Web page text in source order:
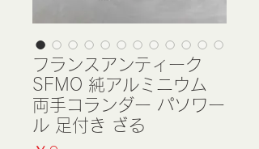
フランスアンティーク
SFMO 純アルミニウム
両手コランダー パソワー
ル 足付き ざる